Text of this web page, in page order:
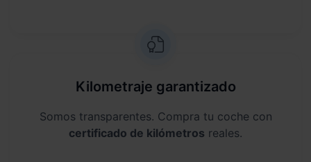
Kilometraje garantizado
Somos transparentes. Compra tu coche con
certificado de kilómetros reales.